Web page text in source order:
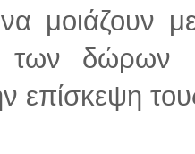
μοιάζουν
των δώρων
επίσκεψη